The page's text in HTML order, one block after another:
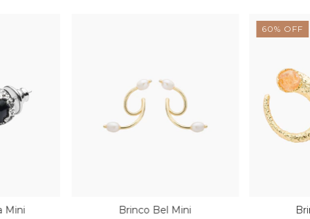
Mini
Brinco Bel Mini
60% OFF